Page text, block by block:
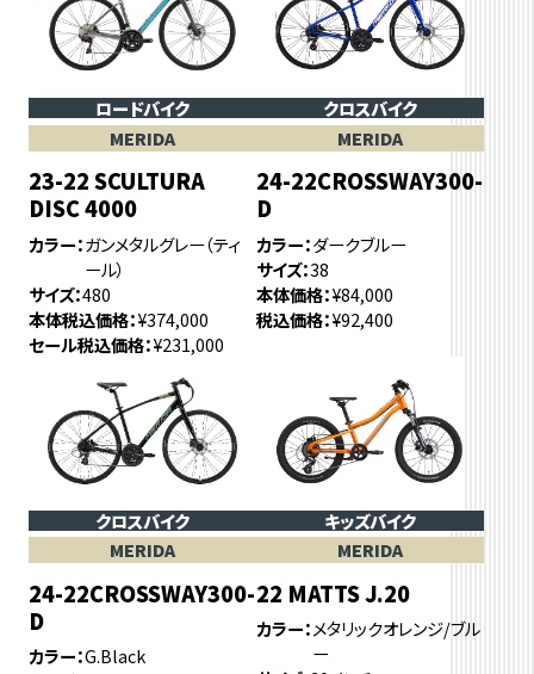
ロードバイク
MERIDA
23-22 SCULTURA
DISC 4000
カラー ガンメタルグレー（ティ
ール）
サイズ 480
本体税込価格 ¥374,000
セール税込価格 ¥231,000
クロスバイク
MERIDA
24-22CROSSWAY300-
D
カラー ダークブルー
サイズ 38
本体価格 ¥84,000
税込価格 ¥92,400
クロスバイク
MERIDA
24-22CROSSWAY300-
D
カラー G.Black
キッズバイク
MERIDA
22 MATTS J.20
カラー メタリックオレンジ/ブル
ー